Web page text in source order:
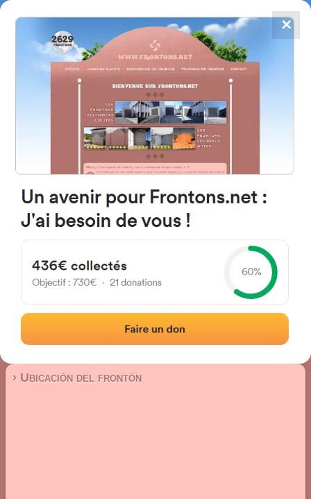
FRONTONS.NET
BUSCAR UN FRONTÓN
AÑADIR UN FRONTÓN
4784
frontones
34270 Saint-Jean-de-Cuculles,
56 Chemin de Yorgues
Frontón de plaza libre
Localización|Fotos|Comentarios y reseñas
› Ubicación del frontón
✕